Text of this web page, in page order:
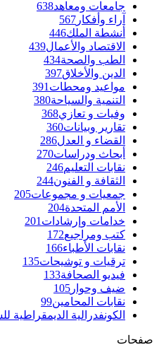
جامعات ومعاهد638
آراء وأفكار 567
أنشطة الملك446
الاقتصاد والأعمال439
الطب والصحة434
الدين والأخلاق397
مواعيد ومحطات 391
التنمية والسياحة380
وفيات و تعازي368
تقارير وبيانات360
القضاء و العدل286
أبحاث ودراسات270
نقابات التعليم246
الثقافة و الفنون244
جمعيات و مجموعات205
الأمم المتحدة204
خدامات وإرشادات 201
كتب ومراجيع172
نقابات الأطباء166
ترقيات و توشيحات135
فيديو الصحافة133
ضيف وحوار 105
نقابات المحامين99
الكونفدرالية الديمقراطية
صفحات